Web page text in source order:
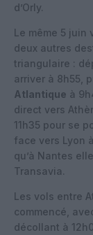
d’Orly.
Le même 5 juin
deux autres
triangulaire :
arriver à 8h55,
Atlantique à
direct vers
11h35 pour se
face vers Lyon
qu’à Nantes
Transavia.
Les vols entre
commencé,
décollant à